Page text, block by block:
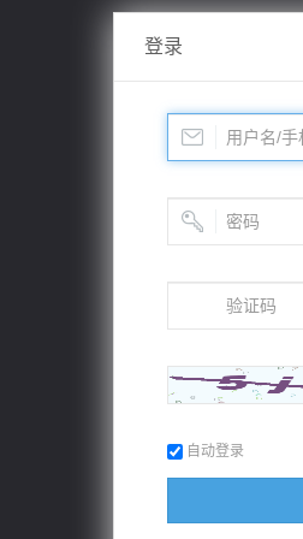
登录
自动登录